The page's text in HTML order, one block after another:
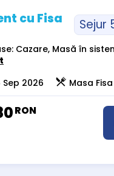
cu Fisa
Sejur
Cazare, Masă în
2026
Masa
RON